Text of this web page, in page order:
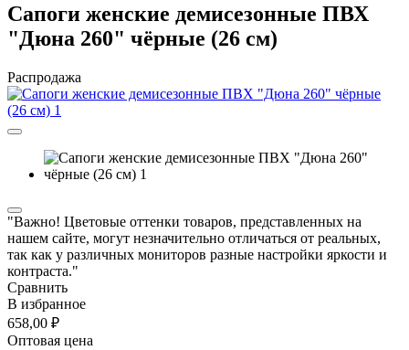
Сапоги женские демисезонные ПВХ
"Дюна 260" чёрные (26 см)
Распродажа
"Важно! Цветовые оттенки товаров, представленных на
нашем сайте, могут незначительно отличаться от реальных,
так как у различных мониторов разные настройки яркости и
контраста."
Сравнить
В избранное
658,00 ₽
Оптовая цена